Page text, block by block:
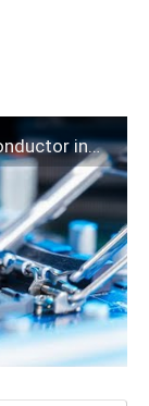
Silicon shield: Could Taiwan’s semiconductor industry protect it against invasion by China?